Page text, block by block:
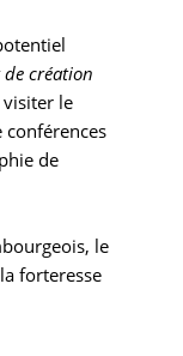
création
visiter le
conférences
de
le
forteresse